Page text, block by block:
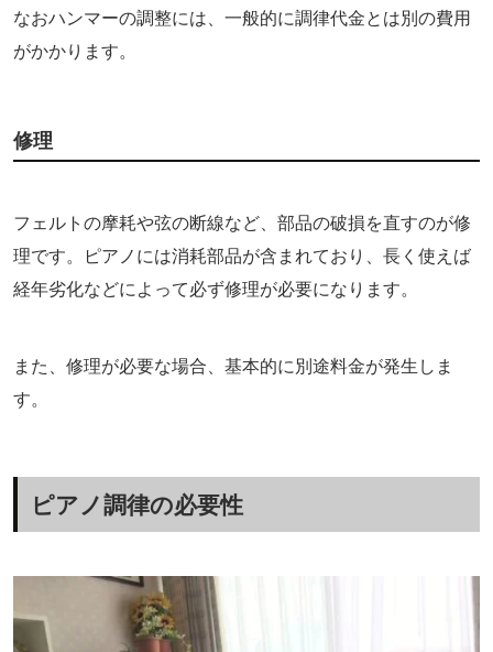
なおハンマーの調整には、一般的に調律代金とは別の費用
がかかります。
修理
フェルトの摩耗や弦の断線など、部品の破損を直すのが修
理です。ピアノには消耗部品が含まれており、長く使えば
経年劣化などによって必ず修理が必要になります。
また、修理が必要な場合、基本的に別途料金が発生しま
す。
ピアノ調律の必要性